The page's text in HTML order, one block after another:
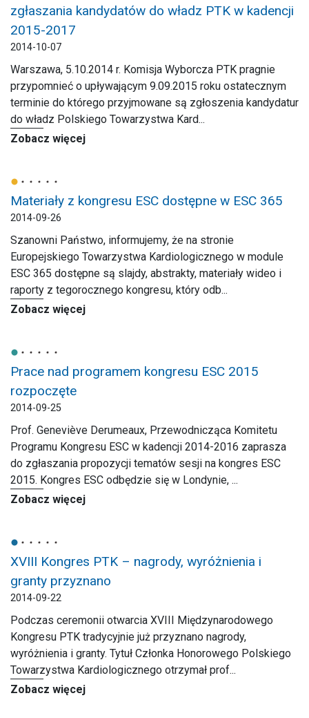
zgłaszania kandydatów do władz PTK w kadencji
2015-2017
2014-10-07
Warszawa, 5.10.2014 r. Komisja Wyborcza PTK pragnie
przypomnieć o upływającym 9.09.2015 roku ostatecznym
terminie do którego przyjmowane są zgłoszenia kandydatur
do władz Polskiego Towarzystwa Kard...
Zobacz więcej
Materiały z kongresu ESC dostępne w ESC 365
2014-09-26
Szanowni Państwo, informujemy, że na stronie
Europejskiego Towarzystwa Kardiologicznego w module
ESC 365 dostępne są slajdy, abstrakty, materiały wideo i
raporty z tegorocznego kongresu, który odb...
Zobacz więcej
Prace nad programem kongresu ESC 2015
rozpoczęte
2014-09-25
Prof. Geneviève Derumeaux, Przewodnicząca Komitetu
Programu Kongresu ESC w kadencji 2014-2016 zaprasza
do zgłaszania propozycji tematów sesji na kongres ESC
2015. Kongres ESC odbędzie się w Londynie, ...
Zobacz więcej
XVIII Kongres PTK – nagrody, wyróżnienia i
granty przyznano
2014-09-22
Podczas ceremonii otwarcia XVIII Międzynarodowego
Kongresu PTK tradycyjnie już przyznano nagrody,
wyróżnienia i granty. Tytuł Członka Honorowego Polskiego
Towarzystwa Kardiologicznego otrzymał prof...
Zobacz więcej